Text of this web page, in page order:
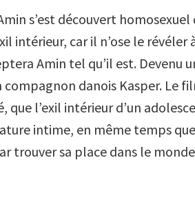
s’est découvert homosexuel
intérieur, car il n’ose le
Amin tel qu’il est. Devenu
compagnon danois Kasper. Le
que l’exil intérieur d’un
intime, en même temps
trouver sa place dans le